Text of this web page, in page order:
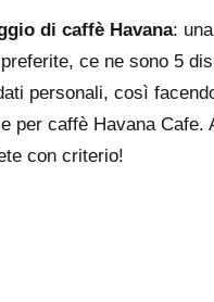
di caffè Havana:
ce ne sono 5
personali, così
caffè Havana Cafe.
con criterio!